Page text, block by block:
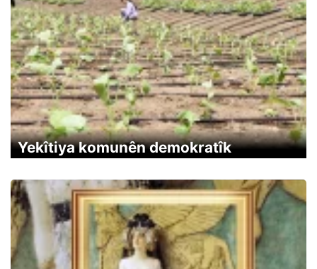
Yekîtiya komunên demokratîk